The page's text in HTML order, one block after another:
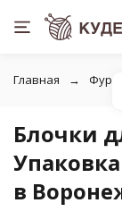
Главная
Блочки
в